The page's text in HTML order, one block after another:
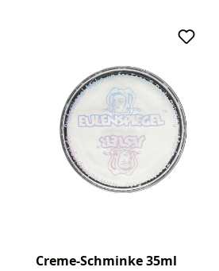
Creme-Schminke 35ml